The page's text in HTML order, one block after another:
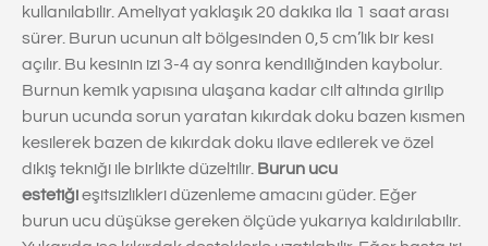
kullanılabilir. Ameliyat yaklaşık 20 dakika ila 1 saat arası
sürer. Burun ucunun alt bölgesinden 0,5 cm’lik bir kesi
açılır. Bu kesinin izi 3-4 ay sonra kendiliğinden kaybolur.
Burnun kemik yapısına ulaşana kadar cilt altında girilip
burun ucunda sorun yaratan kıkırdak doku bazen kısmen
kesilerek bazen de kıkırdak doku ilave edilerek ve özel
dikiş tekniği ile birlikte düzeltilir. Burun ucu
estetiğieşitsizlikleri düzenleme amacını güder. Eğer
burun ucu düşükse gereken ölçüde yukarıya kaldırılabilir.